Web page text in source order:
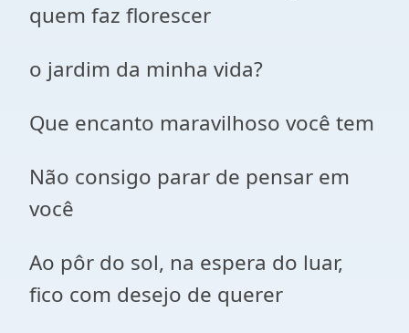
quem faz florescer
o jardim da minha vida?
Que encanto maravilhoso você tem
Não consigo parar de pensar em
você
Ao pôr do sol, na espera do luar,
fico com desejo de querer